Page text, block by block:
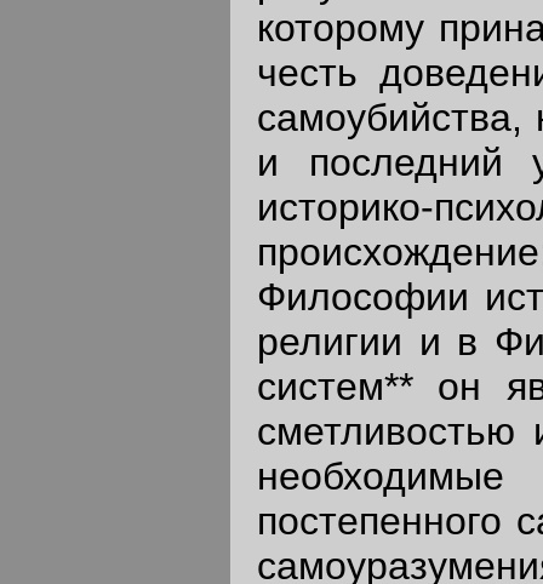
которому
честь
и последний
историко-
Философии
религии и в
систем** он
сметливостью
постепенного